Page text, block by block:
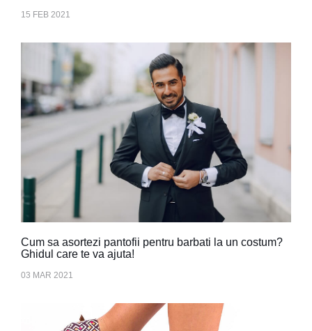
15 FEB 2021
Cum sa asortezi pantofii pentru barbati la un costum?
Ghidul care te va ajuta!
03 MAR 2021